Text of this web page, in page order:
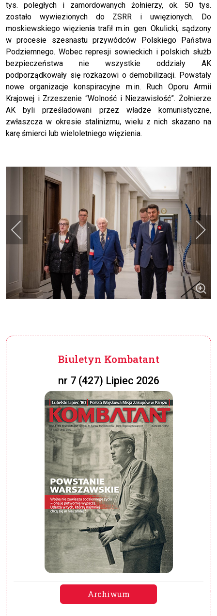
tys. poległych i zamordowanych żołnierzy, ok. 50 tys.
zostało wywiezionych do ZSRR i uwięzionych. Do
moskiewskiego więzienia trafił m.in. gen. Okulicki, sądzony
w procesie szesnastu przywódców Polskiego Państwa
Podziemnego. Wobec represji sowieckich i polskich służb
bezpieczeństwa nie wszystkie oddziały AK
podporządkowały się rozkazowi o demobilizacji. Powstały
nowe organizacje konspiracyjne m.in. Ruch Oporu Armii
Krajowej i Zrzeszenie “Wolność i Niezawisłość”. Żołnierze
AK byli prześladowani przez władze komunistyczne,
zwłaszcza w okresie stalinizmu, wielu z nich skazano na
karę śmierci lub wieloletniego więzienia.
Biuletyn Kombatant
nr 7 (427) Lipiec 2026
Archiwum